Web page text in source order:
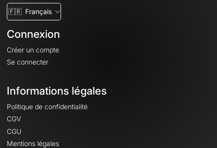
🇫🇷 Français
Connexion
Créer un compte
Se connecter
Informations légales
Politique de confidentialité
CGV
CGU
Mentions légales